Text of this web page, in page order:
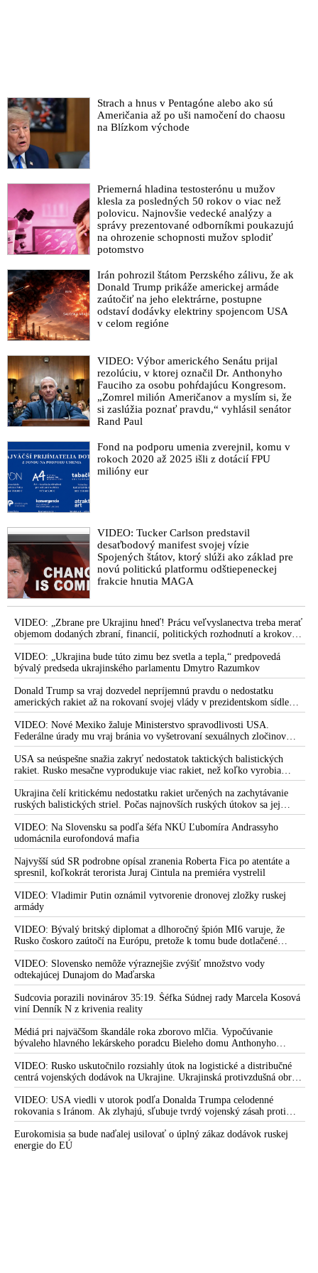
Marica Pirošíková: Európsky výbor na zabránenie mučenia
opakovane konštatoval zásadné nedostatky podmienok väzby
Sudca, ktorý prepustil Jankovskú z väzby, vyčíta polícii a
prokuratúre úmyselné zdržiavanie prípadu
VIDEO: Matovič a spol. urobili z väzby mučiaci nástroj. Buď
sa poddáte a začnete udávať, alebo zhnite vo väzbe a kľudne
sa aj obeste, reaguje Fico na Jankovskej pokus o samovraždu
Monika Jankovská sa vo väzbe zo zúfalstva pokúsila o
samovraždu
Pokus o samovraždu? Bývalá sudkyňa Jankovská sa vo väzbe
priotrávila liekmi!
Jankovská: Právnik TV Markíza, siskári a ľudia z americkej
ambasády vyvíjali tlak na ministra spravodlivosti v kauze
Kočnerove zmenky
Česká únia obhajcov o likvidácii právneho štátu na Slovensku:
Vláda svojou rétorikou pripomína totalitné režimy
Kolíkovej reforma súdnej mapy ochromí fungovanie celého
systému, varujú advokáti
Výzva slovenských právnikov proti sústavnému porušovaniu
princípov právneho štátu v Slovenskej republike
Takmer 300 sudcov a advokátov sa ohradilo voči vyjadreniam
Kolíkovej, hovoria o znevažovaní. Ministerka svojim
prístupom potvrdila potrebu obrátiť sa na európske inštitúcie
Ze slovenské protikorupční vichřice si příklad neberme.
Slovensko disponuje v boji s korupcí drakonickou legislativou,
říká viceprezident Unie obhájců ČR
Šéf advokátskej komory: Výkon väzby sa nemôže
podriaďovať nefunkčnosti vyšetrovania
Špinavé majetky kajúcnikov: Vypovedajú proti kolegom a
domy si stále užívajú
Sudcovia a advokáti upozorňujú na nezákonnosti páchané na
Slovensku aj na masívne zásahy do ľudských práv vďaka
hybridným aktom Mikasovho úradu
Mazák bagatelizuje protestný list sudcov, v ktorom šéfa Súdnej
Pán Mazák Odstúpte! Iba dôvera plagiátorských politikov na
členstvo v Súdnej rade nestačí, vyzýva šéfa Súdnej rady
bratislavský sudca Branislav Harabin
Prázdne slová, mizerné fakty a nekritickosť, reagoval šéf
Súdnej rady Mazák na list sudcov o masívnej deštrukcii
právneho štátu
Na Slovensku dochádza zo strany parlamentu a hlavne vlády k
masívnej deštrukcii právneho štátu, varuje 14 sudcov
Sudcovia sa v otvorenom liste postavili proti Kolíkovej
dôveryhodnosť k súdom
Fico žiada šéfa Špeciálneho súdu o vyvodenie právnej alebo
etickej zodpovednosti voči sudkyni Záleskej
Fico o pôsobení organizovanej justično-mediálnej skupiny a
tandeme Tódová & sudkyňa Záleská
Kolíkovej reforma je v rozpore s princípom Európskeho
Dohovoru o základných ľudských právach a slobodách
Fico kritizuje Kolíkovej reformu súdnictva. Harabin tvrdí, že
práve jeho vláda bola vládou mimovládok prepojených na
Matovičov valec schválil veľkú reformu ústavy, ktorá
odstránila všetky brzdy a protiváhy. Vláda odstavila Ústavný
súd na vedľajšiu koľaj
Sudkyňa o Kolíkovej reforme: My sa necítime ohrození,
ohrozený je právny štát
Drgonec o Kolíkovej reforme: Príležitosť na nové frázy a staré
kecy
Strach a hnus v Pentagóne alebo ako sú
Američania až po uši namočení do chaosu
na Blízkom východe
Priemerná hladina testosterónu u mužov
klesla za posledných 50 rokov o viac než
polovicu. Najnovšie vedecké analýzy a
správy prezentované odborníkmi poukazujú
na ohrozenie schopnosti mužov splodiť
potomstvo
Irán pohrozil štátom Perzského zálivu, že ak
Donald Trump prikáže americkej armáde
zaútočiť na jeho elektrárne, postupne
odstaví dodávky elektriny spojencom USA
v celom regióne
VIDEO: Výbor amerického Senátu prijal
rezolúciu, v ktorej označil Dr. Anthonyho
Fauciho za osobu pohŕdajúcu Kongresom.
„Zomrel milión Američanov a myslím si, že
si zaslúžia poznať pravdu,“ vyhlásil senátor
Rand Paul
Fond na podporu umenia zverejnil, komu v
rokoch 2020 až 2025 išli z dotácií FPU
milióny eur
VIDEO: Tucker Carlson predstavil
desaťbodový manifest svojej vízie
Spojených štátov, ktorý slúži ako základ pre
novú politickú platformu odštiepeneckej
frakcie hnutia MAGA
VIDEO: „Zbrane pre Ukrajinu hneď! Prácu veľvyslanectva treba merať
objemom dodaných zbraní, financií, politických rozhodnutí a krokov
tlaku na nepriateľa,“ povedal Volodymyr Zelenskyj zhromaždeným
ukrajinským diplomatom v Kyjeve. Donald Trump mu potom odkázal,
že USA Ukrajine nedodajú protiraketové systémy Patriot
VIDEO: „Ukrajina bude túto zimu bez svetla a tepla,“ predpovedá
bývalý predseda ukrajinského parlamentu Dmytro Razumkov
Donald Trump sa vraj dozvedel nepríjemnú pravdu o nedostatku
amerických rakiet až na rokovaní svojej vlády v prezidentskom sídle
Camp David v Marylande, a preto musel odložiť plánované útoky na
Irán. Prezident USA sa pre to údajne pohádal so šéfom Pentagónu, lebo
bol presvedčený o opaku
VIDEO: Nové Mexiko žaluje Ministerstvo spravodlivosti USA.
Federálne úrady mu vraj bránia vo vyšetrovaní sexuálnych zločinov
organizátora pedofilnej siete Jeffreyho Epsteina. Ten mal nariadiť, aby
dve dievčatá zo zahraničia, ktoré boli uškrtené počas drsného
fetišistického sexu, pochovali v blízkosti jeho ranča v tomto americkom
štáte
USA sa neúspešne snažia zakryť nedostatok taktických balistických
rakiet. Rusko mesačne vyprodukuje viac rakiet, než koľko vyrobia
všetci producenti systémov Patriot dohromady
Ukrajina čelí kritickému nedostatku rakiet určených na zachytávanie
ruských balistických striel. Počas najnovších ruských útokov sa jej
nepodarilo zostreliť ani jednu. Volodymyr Zelenskyj sa v zúfalstve snaží
prostredníctvom NATO zabezpečiť ich dodávky
VIDEO: Na Slovensku sa podľa šéfa NKÚ Ľubomíra Andrassyho
udomácnila eurofondová mafia
Najvyšší súd SR podrobne opísal zranenia Roberta Fica po atentáte a
spresnil, koľkokrát terorista Juraj Cintula na premiéra vystrelil
VIDEO: Vladimir Putin oznámil vytvorenie dronovej zložky ruskej
armády
VIDEO: Bývalý britský diplomat a dlhoročný špión MI6 varuje, že
Rusko čoskoro zaútočí na Európu, pretože k tomu bude dotlačené
rovnako, ako bolo dotlačené k invázii na Ukrajinu v roku 2022.
Zelenskyj medzitým v Kyjeve naliehal na zhromaždených diplomatov,
aby vo svete zháňali energie pre Ukrajinu na zimu. Putin vraj bude
mobilizovať a vojna sa do zimy pravdepodobne neskončí
VIDEO: Slovensko nemôže výraznejšie zvýšiť množstvo vody
odtekajúcej Dunajom do Maďarska
Sudcovia porazili novinárov 35:19. Šéfka Súdnej rady Marcela Kosová
viní Denník N z krivenia reality
Médiá pri najväčšom škandále roka zborovo mlčia. Vypočúvanie
bývaleho hlavného lekárskeho poradcu Bieleho domu Anthonyho
Fauciho pred výborom amerického Senátu väčšina médií ignorovala
VIDEO: Rusko uskutočnilo rozsiahly útok na logistické a distribučné
centrá vojenských dodávok na Ukrajine. Ukrajinská protivzdušná obrana
nedokázala počas ničivého nočného útoku na Kyjev a jeho okolie
zachytiť ani jednu ruskú raketu
VIDEO: USA viedli v utorok podľa Donalda Trumpa celodenné
rokovania s Iránom. Ak zlyhajú, sľubuje tvrdý vojenský zásah proti
Teheránu
Eurokomisia sa bude naďalej usilovať o úplný zákaz dodávok ruskej
energie do EÚ